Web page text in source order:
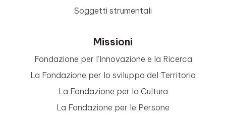
Soggetti strumentali
Missioni
Fondazione per l’Innovazione e la Ricerca
La Fondazione per lo sviluppo del Territorio
La Fondazione per la Cultura
La Fondazione per le Persone